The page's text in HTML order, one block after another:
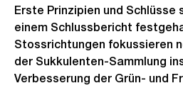
Erste Prinzipien und Schlüsse
einem Schlussbericht
Stossrichtungen fokussieren
der Sukkulenten-Sammlung
Verbesserung der Grün- und